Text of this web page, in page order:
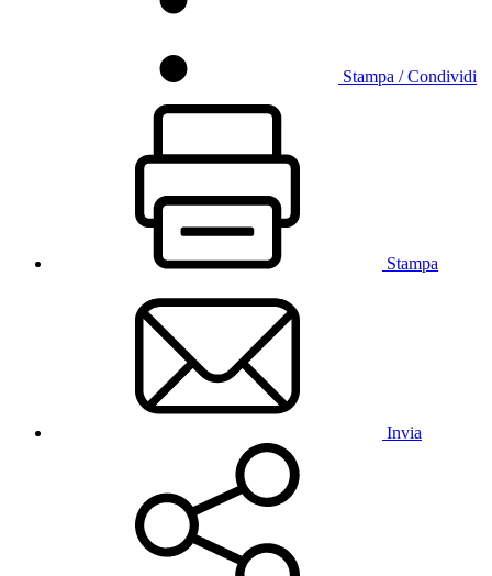
Stampa / Condividi
Stampa
Invia